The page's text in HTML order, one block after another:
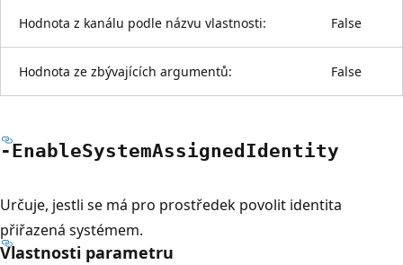
Hodnota z kanálu podle názvu vlastnosti: False
Hodnota ze zbývajících argumentů: False
-EnableSystemAssigned Identity
Určuje, jestli se má pro prostředek povolit identita
přiřazená systémem.
Vlastnosti parametru